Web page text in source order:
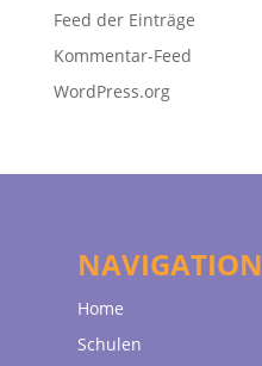
Feed der Einträge
Kommentar-Feed
WordPress.org
NAVIGATION
Home
Schulen